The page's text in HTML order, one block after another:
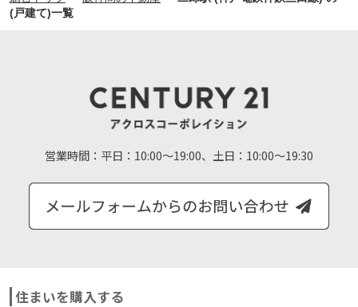
(戸建て)一覧
営業時間： 平日：10:00～19:00、土日：10:00～19:30
住まいを購入する